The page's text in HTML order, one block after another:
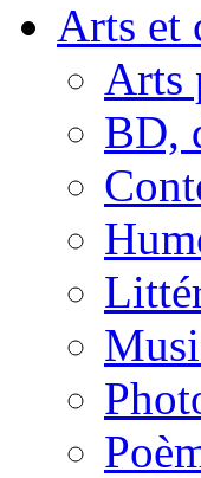
Arts et
Arts
BD,